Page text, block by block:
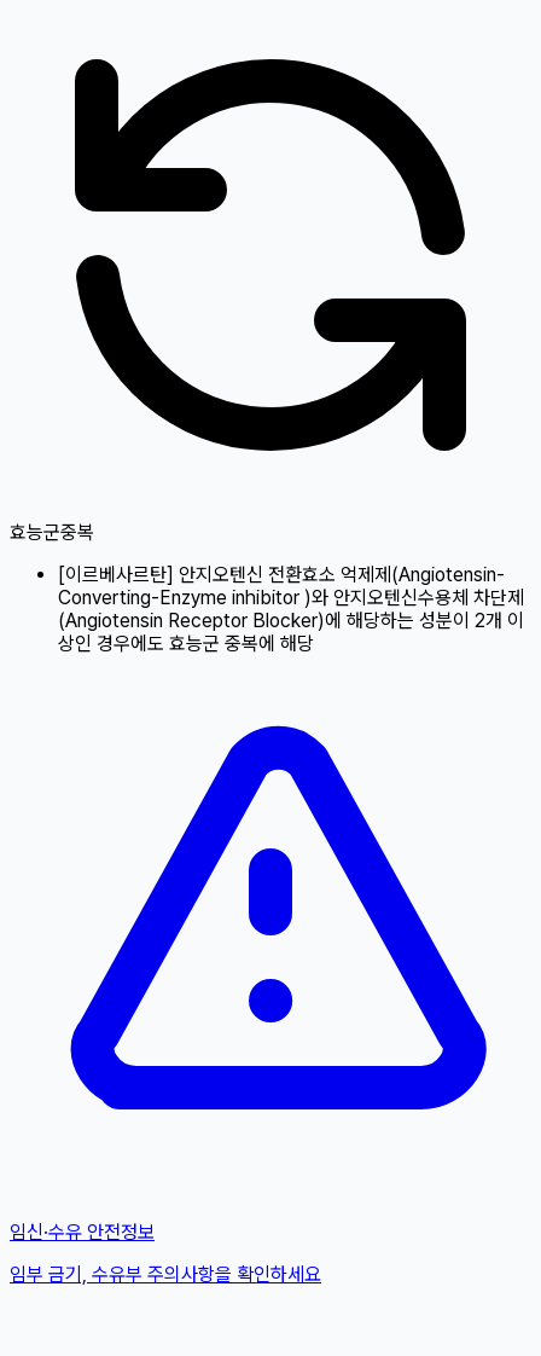
효능군중복
[이르베사르탄] 안지오텐신 전환효소 억제제(Angiotensin-
Converting-Enzyme inhibitor )와 안지오텐신수용체 차단제
(Angiotensin Receptor Blocker)에 해당하는 성분이 2개 이
상인 경우에도 효능군 중복에 해당
임신·수유 안전정보
임부 금기, 수유부 주의사항을 확인하세요